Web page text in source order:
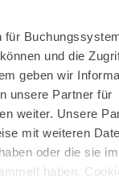
für
und die
geben wir
unsere Partner für
weiter. Unsere
mit weiteren
oder die sie im
haben.